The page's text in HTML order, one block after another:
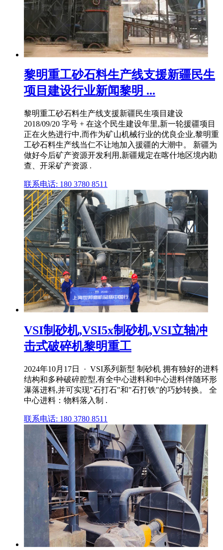
黎明重工砂石料生产线支援新疆民生
项目建设行业新闻黎明 ...
黎明重工砂石料生产线支援新疆民生项目建设
2018/09/20 字号 + 在这个民生建设年里,新一轮援疆项目
正在火热进行中,而作为矿山机械行业的优良企业,黎明重
工砂石料生产线当仁不让地加入援疆的大潮中。 新疆为
做好今后矿产资源开发利用,新疆规定在喀什地区境内勘
查、开采矿产资源 .
联系电话: 180 3780 8511
VSI制砂机,VSI5x制砂机,VSI立轴冲
击式破碎机黎明重工
2024年10月17日 · VSI系列新型 制砂机 拥有独好的进料
结构和多种破碎腔型,有全中心进料和中心进料伴随环形
瀑落进料,并可实现"石打石"和"石打铁"的巧妙转换。 全
中心进料：物料落入制 .
联系电话: 180 3780 8511